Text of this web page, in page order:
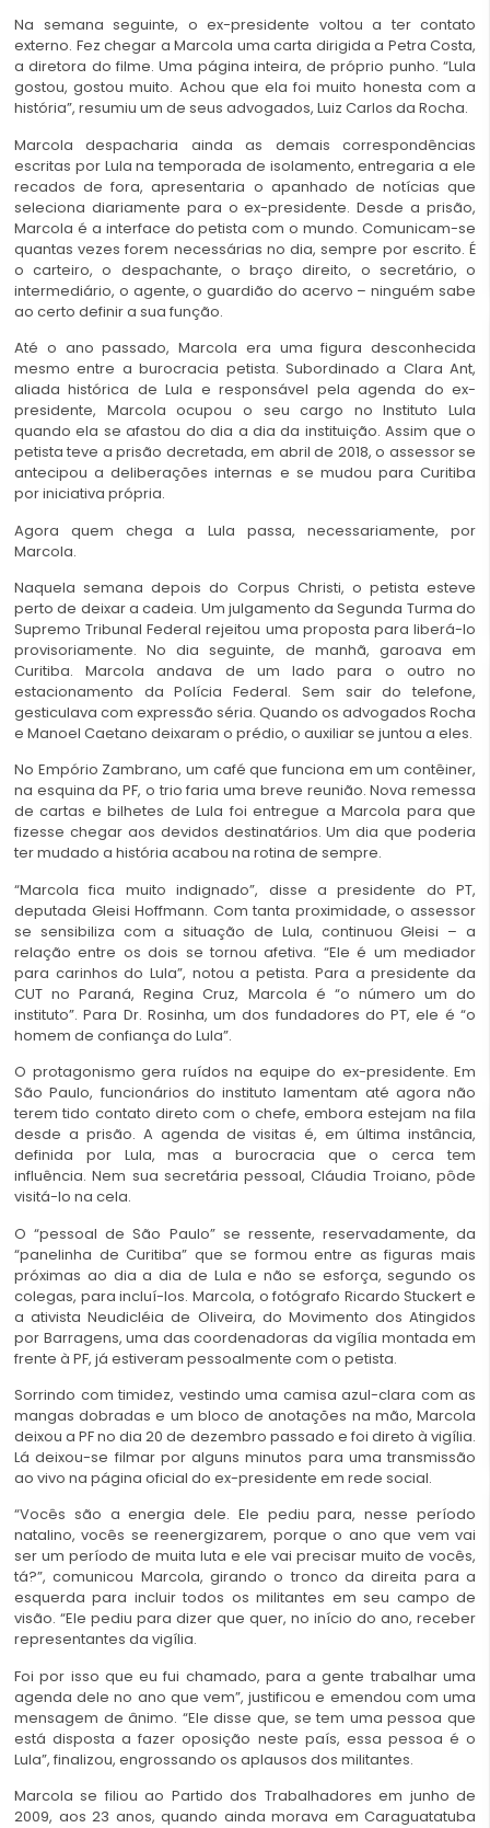
Na semana seguinte, o ex-presidente voltou a ter contato
externo. Fez chegar a Marcola uma carta dirigida a Petra Costa,
a diretora do filme. Uma página inteira, de próprio punho. “Lula
gostou, gostou muito. Achou que ela foi muito honesta com a
história”, resumiu um de seus advogados, Luiz Carlos da Rocha.
Marcola despacharia ainda as demais correspondências
escritas por Lula na temporada de isolamento, entregaria a ele
recados de fora, apresentaria o apanhado de notícias que
seleciona diariamente para o ex-presidente. Desde a prisão,
Marcola é a interface do petista com o mundo. Comunicam-se
quantas vezes forem necessárias no dia, sempre por escrito. É
o carteiro, o despachante, o braço direito, o secretário, o
intermediário, o agente, o guardião do acervo – ninguém sabe
ao certo definir a sua função.
Até o ano passado, Marcola era uma figura desconhecida
mesmo entre a burocracia petista. Subordinado a Clara Ant,
aliada histórica de Lula e responsável pela agenda do ex-
presidente, Marcola ocupou o seu cargo no Instituto Lula
quando ela se afastou do dia a dia da instituição. Assim que o
petista teve a prisão decretada, em abril de 2018, o assessor se
antecipou a deliberações internas e se mudou para Curitiba
por iniciativa própria.
Agora quem chega a Lula passa, necessariamente, por
Marcola.
Naquela semana depois do Corpus Christi, o petista esteve
perto de deixar a cadeia. Um julgamento da Segunda Turma do
Supremo Tribunal Federal rejeitou uma proposta para liberá-lo
provisoriamente. No dia seguinte, de manhã, garoava em
Curitiba. Marcola andava de um lado para o outro no
estacionamento da Polícia Federal. Sem sair do telefone,
gesticulava com expressão séria. Quando os advogados Rocha
e Manoel Caetano deixaram o prédio, o auxiliar se juntou a eles.
No Empório Zambrano, um café que funciona em um contêiner,
na esquina da PF, o trio faria uma breve reunião. Nova remessa
de cartas e bilhetes de Lula foi entregue a Marcola para que
fizesse chegar aos devidos destinatários. Um dia que poderia
ter mudado a história acabou na rotina de sempre.
“Marcola fica muito indignado”, disse a presidente do PT,
deputada Gleisi Hoffmann. Com tanta proximidade, o assessor
se sensibiliza com a situação de Lula, continuou Gleisi – a
relação entre os dois se tornou afetiva. “Ele é um mediador
para carinhos do Lula”, notou a petista. Para a presidente da
CUT no Paraná, Regina Cruz, Marcola é “o número um do
instituto”. Para Dr. Rosinha, um dos fundadores do PT, ele é “o
homem de confiança do Lula”.
O protagonismo gera ruídos na equipe do ex-presidente. Em
São Paulo, funcionários do instituto lamentam até agora não
terem tido contato direto com o chefe, embora estejam na fila
desde a prisão. A agenda de visitas é, em última instância,
definida por Lula, mas a burocracia que o cerca tem
influência. Nem sua secretária pessoal, Cláudia Troiano, pôde
visitá-lo na cela.
O “pessoal de São Paulo” se ressente, reservadamente, da
“panelinha de Curitiba” que se formou entre as figuras mais
próximas ao dia a dia de Lula e não se esforça, segundo os
colegas, para incluí-los. Marcola, o fotógrafo Ricardo Stuckert e
a ativista Neudicléia de Oliveira, do Movimento dos Atingidos
por Barragens, uma das coordenadoras da vigília montada em
frente à PF, já estiveram pessoalmente com o petista.
Sorrindo com timidez, vestindo uma camisa azul-clara com as
mangas dobradas e um bloco de anotações na mão, Marcola
deixou a PF no dia 20 de dezembro passado e foi direto à vigília.
Lá deixou-se filmar por alguns minutos para uma transmissão
ao vivo na página oficial do ex-presidente em rede social.
“Vocês são a energia dele. Ele pediu para, nesse período
natalino, vocês se reenergizarem, porque o ano que vem vai
ser um período de muita luta e ele vai precisar muito de vocês,
tá?”, comunicou Marcola, girando o tronco da direita para a
esquerda para incluir todos os militantes em seu campo de
visão. “Ele pediu para dizer que quer, no início do ano, receber
representantes da vigília.
Foi por isso que eu fui chamado, para a gente trabalhar uma
agenda dele no ano que vem”, justificou e emendou com uma
mensagem de ânimo. “Ele disse que, se tem uma pessoa que
está disposta a fazer oposição neste país, essa pessoa é o
Lula”, finalizou, engrossando os aplausos dos militantes.
Marcola se filiou ao Partido dos Trabalhadores em junho de
2009, aos 23 anos, quando ainda morava em Caraguatatuba